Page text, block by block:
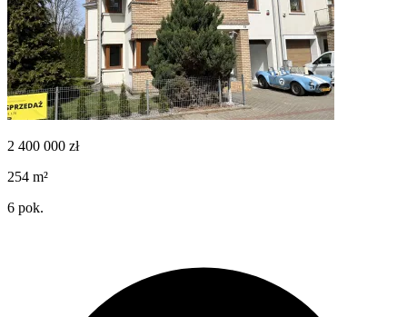
2 400 000 zł
254 m²
6 pok.